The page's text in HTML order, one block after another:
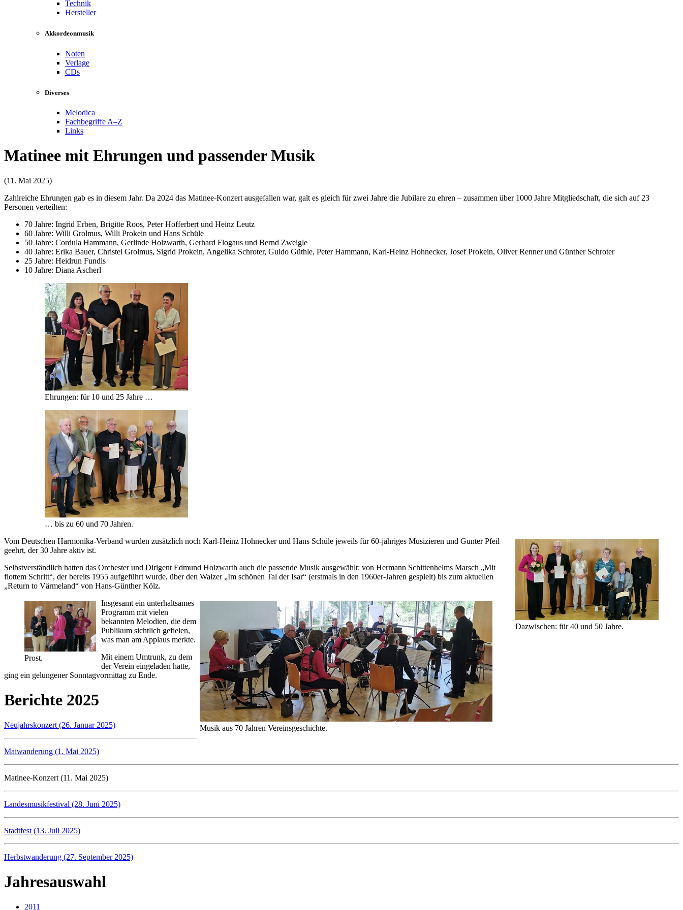
Technik
Hersteller
Akkordeonmusik
Noten
Verlage
CDs
Diverses
Melodica
Fachbegriffe A–Z
Links
Matinee mit Ehrungen und passender Musik
(11. Mai 2025)
Zahlreiche Ehrungen gab es in diesem Jahr. Da 2024 das Matinee-Konzert ausgefallen war, galt es gleich für zwei Jahre die Jubilare zu ehren – zusammen über 1000 Jahre Mitgliedschaft, die sich auf 23
Personen verteilten:
70 Jahre: Ingrid Erben, Brigitte Roos, Peter Hofferbert und Heinz Leutz
60 Jahre: Willi Grolmus, Willi Prokein und Hans Schüle
50 Jahre: Cordula Hammann, Gerlinde Holzwarth, Gerhard Flogaus und Bernd Zweigle
40 Jahre: Erika Bauer, Christel Grolmus, Sigrid Prokein, Angelika Schroter, Guido Güthle, Peter Hammann, Karl-Heinz Hohnecker, Josef Prokein, Oliver Renner und Günther Schroter
25 Jahre: Heidrun Fundis
10 Jahre: Diana Ascherl
Ehrungen: für 10 und 25 Jahre …
… bis zu 60 und 70 Jahren.
Dazwischen: für 40 und 50 Jahre.
Vom Deutschen Harmonika-Verband wurden zusätzlich noch Karl-Heinz Hohnecker und Hans Schüle jeweils für 60-jähriges Musizieren und Gunter Pfeil
geehrt, der 30 Jahre aktiv ist.
Selbstverständlich hatten das Orchester und Dirigent Edmund Holzwarth auch die passende Musik ausgewählt: von Hermann Schittenhelms Marsch „Mit
flottem Schritt“, der bereits 1955 aufgeführt wurde, über den Walzer „Im schönen Tal der Isar“ (erstmals in den 1960er-Jahren gespielt) bis zum aktuellen
„Return to Värmeland“ von Hans-Günther Kölz.
Musik aus 70 Jahren Vereinsgeschichte.
Prost.
Insgesamt ein unterhaltsames
Programm mit vielen
bekannten Melodien, die dem
Publikum sichtlich gefielen,
was man am Applaus merkte.
Mit einem Umtrunk, zu dem
der Verein eingeladen hatte,
ging ein gelungener Sonntagvormittag zu Ende.
Berichte 2025
Neujahrskonzert (26. Januar 2025)
Maiwanderung (1. Mai 2025)
Matinee-Konzert (11. Mai 2025)
Landesmusikfestival (28. Juni 2025)
Stadtfest (13. Juli 2025)
Herbstwanderung (27. September 2025)
Jahresauswahl
2011